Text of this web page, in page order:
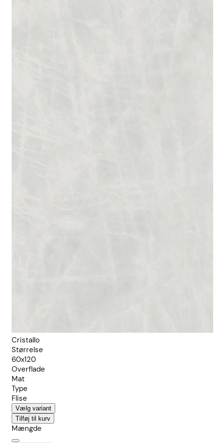
Cristallo
Størrelse
60x120
Overflade
Mat
Type
Flise
Vælg variant
Tilføj til kurv
Mængde